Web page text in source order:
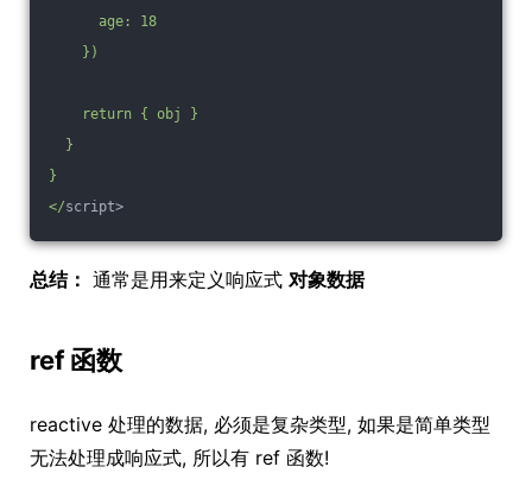
age: 18
})
return { obj }
}
}
</script>
总结： 通常是用来定义响应式 对象数据
ref 函数
reactive 处理的数据, 必须是复杂类型, 如果是简单类型
无法处理成响应式, 所以有 ref 函数!